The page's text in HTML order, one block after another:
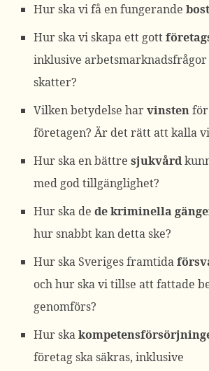
Hur ska vi få en fungerande
Hur ska vi skapa ett gott
inklusive arbetsmarknadsfrågor
skatter?
Vilken betydelse harvinsten
företagen? Är det rätt att kalla
Hur ska en bättre sjukvård
med god tillgänglighet?
Hur ska de de kriminella
hur snabbt kan detta ske?
Hur ska Sveriges framtida
och hur ska vi tillse att fattade
genomförs?
Hur ska
företag ska säkras, inklusive